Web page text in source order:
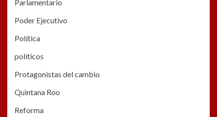
Parlamentario
Poder Ejecutivo
Política
políticos
Protagonistas del cambio
Quintana Roo
Reforma